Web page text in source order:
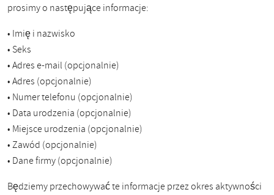
prosimy o następujące informacje:
• Imię i nazwisko
• Seks
• Adres e-mail (opcjonalnie)
• Adres (opcjonalnie)
• Numer telefonu (opcjonalnie)
• Data urodzenia (opcjonalnie)
• Miejsce urodzenia (opcjonalnie)
• Zawód (opcjonalnie)
• Dane firmy (opcjonalnie)
Będziemy przechowywać te informacje przez okres aktywności